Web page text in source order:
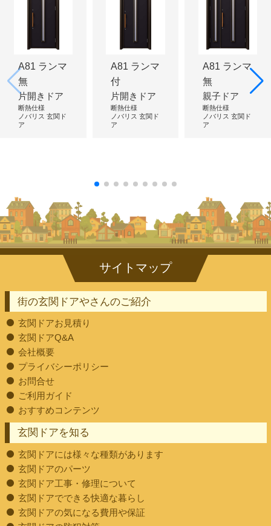
A81 ランマ
無
片開きドア
断熱仕様
ノバリス 玄関ド
ア
A81 ランマ
付
片開きドア
断熱仕様
ノバリス 玄関ド
ア
A81 ランマ
無
親子ドア
断熱仕様
ノバリス 玄関ド
ア
街の玄関ドアやさんのご紹介
玄関ドアお見積り
玄関ドアQ&A
会社概要
プライバシーポリシー
お問合せ
ご利用ガイド
おすすめコンテンツ
玄関ドアを知る
玄関ドアには様々な種類があります
玄関ドアのパーツ
玄関ドア工事・修理について
玄関ドアでできる快適な暮らし
玄関ドアの気になる費用や保証